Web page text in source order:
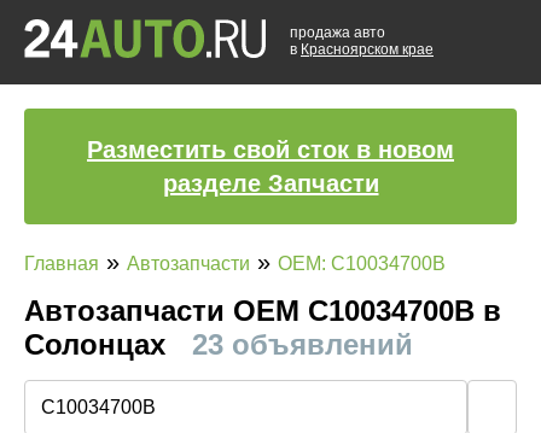
продажа авто
в Красноярском крае
Разместить свой сток в новом
разделе Запчасти
Главная » Автозапчасти » OEM: C10034700B
Автозапчасти ОЕМ C10034700B в
Солонцах
23 объявлений